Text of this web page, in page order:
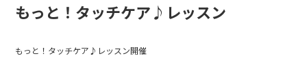
もっと！タッチケア♪レッスン
もっと！タッチケア♪レッスン開催